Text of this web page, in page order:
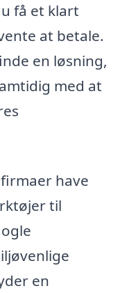
få et klart
at betale.
en løsning,
med at
have
til
en